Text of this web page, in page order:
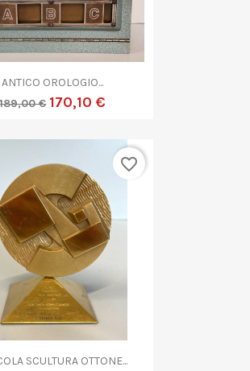
Anteprima
ANTICO OROLOGIO...
189,00 € 170,10 €
Anteprima
SCULTURA OTTONE...
favorite_border